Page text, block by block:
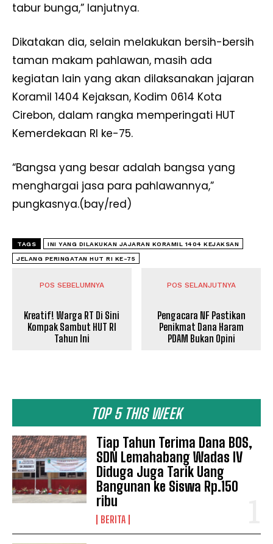
TOP 5 THIS WEEK
Tiap Tahun Terima Dana BOS,
SDN Lemahabang Wadas IV
Diduga Juga Tarik Uang
Bangunan ke Siswa Rp.150
ribu
BERITA
tabur bunga,” lanjutnya.
Dikatakan dia, selain melakukan bersih-bersih
taman makam pahlawan, masih ada
kegiatan lain yang akan dilaksanakan jajaran
Koramil 1404 Kejaksan, Kodim 0614 Kota
Cirebon, dalam rangka memperingati HUT
Kemerdekaan RI ke-75.
“Bangsa yang besar adalah bangsa yang
menghargai jasa para pahlawannya,”
pungkasnya.(bay/red)
TAGS INI YANG DILAKUKAN JAJARAN KORAMIL 1404 KEJAKSAN
JELANG PERINGATAN HUT RI KE-75
POS SEBELUMNYA
Kreatif! Warga RT Di Sini
Kompak Sambut HUT RI
Tahun Ini
POS SELANJUTNYA
Pengacara NF Pastikan
Penikmat Dana Haram
PDAM Bukan Opini